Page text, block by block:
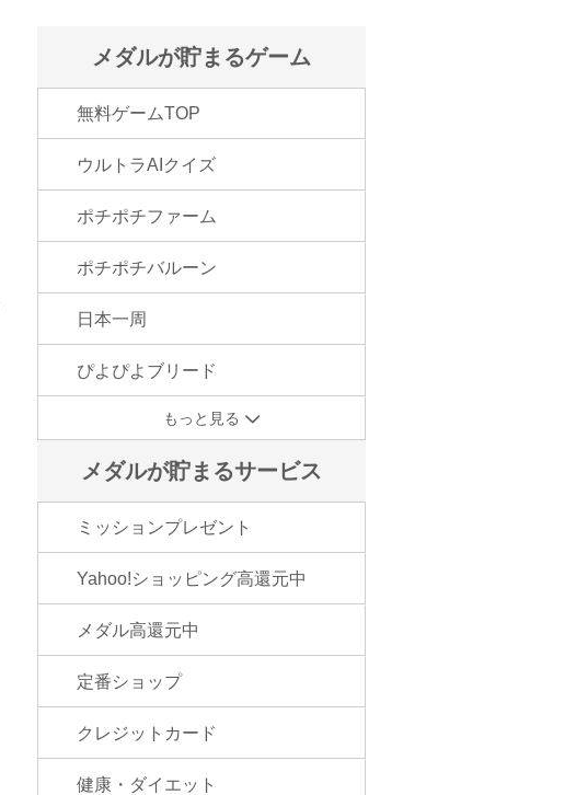
メダルが貯まるゲーム
無料ゲームTOP
ウルトラAIクイズ
ポチポチファーム
ポチポチバルーン
日本一周
ぴよぴよブリード
もっと見る
メダルが貯まるサービス
ミッションプレゼント
Yahoo!ショッピング高還元中
メダル高還元中
定番ショップ
クレジットカード
健康・ダイエット